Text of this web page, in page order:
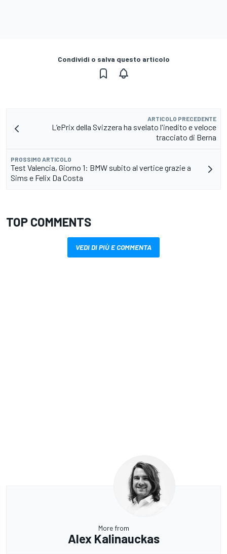
Condividi o salva questo articolo
ARTICOLO PRECEDENTE
L’ePrix della Svizzera ha svelato l'inedito e veloce
tracciato di Berna
PROSSIMO ARTICOLO
Test Valencia, Giorno 1: BMW subito al vertice grazie a
Sims e Felix Da Costa
TOP COMMENTS
VEDI DI PIÙ E COMMENTA
More from
Alex Kalinauckas